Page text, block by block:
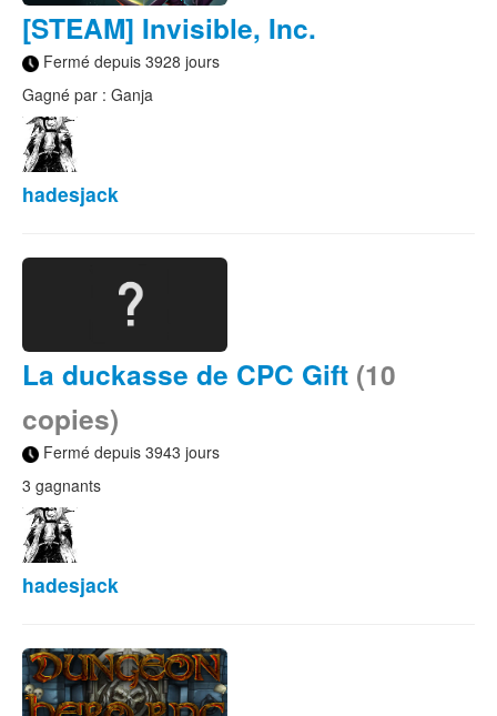
[STEAM] Invisible, Inc.
Fermé depuis 3928 jours
Gagné par : Ganja
hadesjack
La duckasse de CPC Gift (10
copies)
Fermé depuis 3943 jours
3 gagnants
hadesjack